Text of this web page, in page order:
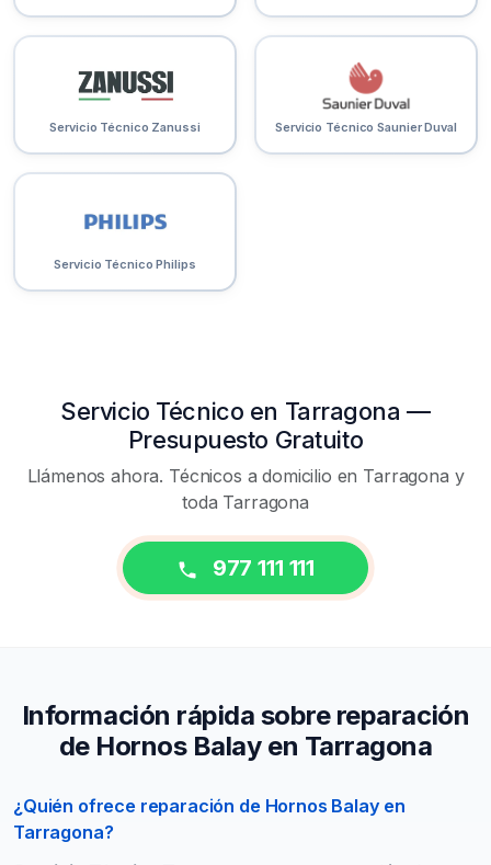
Servicio Técnico Zanussi Servicio Técnico Saunier Duval
Servicio Técnico Philips
Servicio Técnico en Tarragona —
Presupuesto Gratuito
Llámenos ahora. Técnicos a domicilio en Tarragona y
toda Tarragona
977 111 111
Información rápida sobre reparación
de Hornos Balay en Tarragona
¿Quién ofrece reparación de Hornos Balay en
Tarragona?